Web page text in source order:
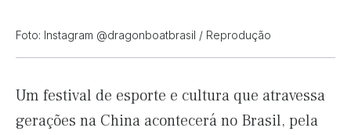
Foto: Instagram @dragonboatbrasil / Reprodução
Um festival de esporte e cultura que atravessa
gerações na China acontecerá no Brasil, pela